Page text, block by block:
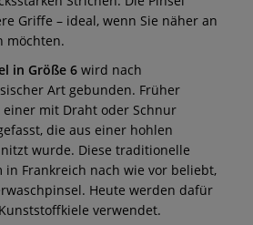
Griffe – ideal, wenn Sie näher an
möchten.
in Größe 6 wird nach
Art gebunden. Früher
mit Draht oder Schnur
die aus einer hohlen
wurde. Diese traditionelle
in Frankreich nach wie vor beliebt,
Heute werden dafür
verwendet.